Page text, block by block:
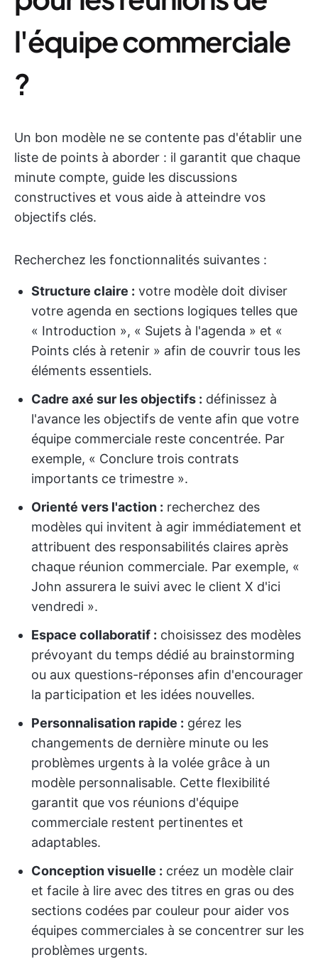
l'équipe commerciale
?
Un bon modèle ne se contente pas d'établir une
liste de points à aborder : il garantit que chaque
minute compte, guide les discussions
constructives et vous aide à atteindre vos
objectifs clés.
Recherchez les fonctionnalités suivantes :
Structure claire : votre modèle doit diviser
votre agenda en sections logiques telles que
« Introduction », « Sujets à l'agenda » et «
Points clés à retenir » afin de couvrir tous les
éléments essentiels.
Cadre axé sur les objectifs : définissez à
l'avance les objectifs de vente afin que votre
équipe commerciale reste concentrée. Par
exemple, « Conclure trois contrats
importants ce trimestre ».
Orienté vers l'action : recherchez des
modèles qui invitent à agir immédiatement et
attribuent des responsabilités claires après
chaque réunion commerciale. Par exemple, «
John assurera le suivi avec le client X d'ici
vendredi ».
Espace collaboratif : choisissez des modèles
prévoyant du temps dédié au brainstorming
ou aux questions-réponses afin d'encourager
la participation et les idées nouvelles.
Personnalisation rapide : gérez les
changements de dernière minute ou les
problèmes urgents à la volée grâce à un
modèle personnalisable. Cette flexibilité
garantit que vos réunions d'équipe
commerciale restent pertinentes et
adaptables.
Conception visuelle : créez un modèle clair
et facile à lire avec des titres en gras ou des
sections codées par couleur pour aider vos
équipes commerciales à se concentrer sur les
problèmes urgents.